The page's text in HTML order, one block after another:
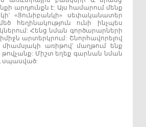
է: Այս համարում մենք
«Յունիբանկի» սեփականատեր
հեղինակություն ունի ինչպես
Հենց նման գործարարների
արտերկրում: Շնորհավորելով
առիթով' մաղթում ենք
Միշտ եղեք գարնան նման
սպասված: